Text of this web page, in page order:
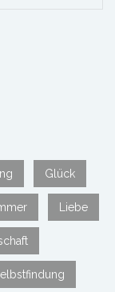
Glück
Liebe